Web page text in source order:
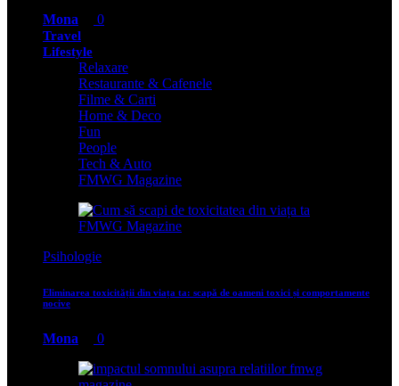
Mona 0
Travel
Lifestyle
Relaxare
Restaurante & Cafenele
Filme & Carti
Home & Deco
Fun
People
Tech & Auto
FMWG Magazine
Psihologie
Eliminarea toxicității din viața ta: scapă de oameni toxici și comportamente
nocive
Mona 0